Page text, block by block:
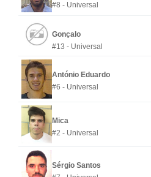
#8 - Universal
Gonçalo
#13 - Universal
António Eduardo
#6 - Universal
Mica
#2 - Universal
Sérgio Santos